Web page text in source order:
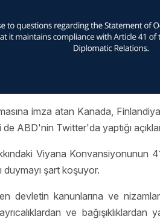
imza atan Kanada,
ABD'nin Twitter'da yaptığı
Viyana Konvansiyonunun
duymayı şart koşuyor.
devletin kanunlarına ve
ve